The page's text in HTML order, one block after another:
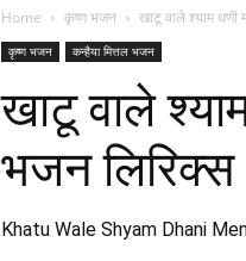
Lyrics
Home कृष्ण भजन खाटू वाले श्याम धणी
कृष्ण भजन कन्हैया मित्तल भजन
खाटू वाले
भजन लिरिक्स
Khatu Wale Shyam Dhani